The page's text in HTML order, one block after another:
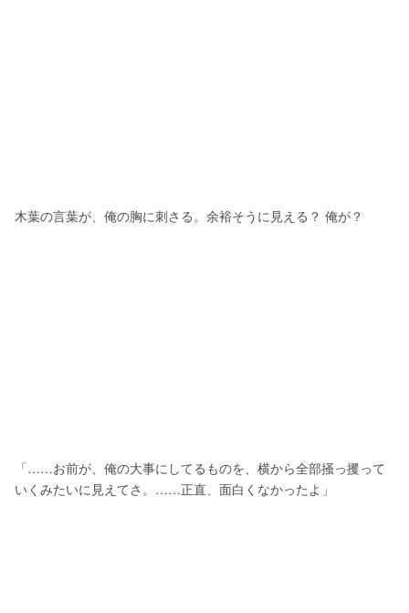
木葉の言葉が、俺の胸に刺さる。余裕そうに見える？ 俺が？
「……お前が、俺の大事にしてるものを、横から全部掻っ攫って
いくみたいに見えてさ。……正直、面白くなかったよ」